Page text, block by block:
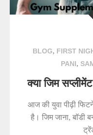
BLOG, FIRST
PANI,
क्या जिम
आज की युवा पीढ़ी
है। जिम जाना, बॉडी